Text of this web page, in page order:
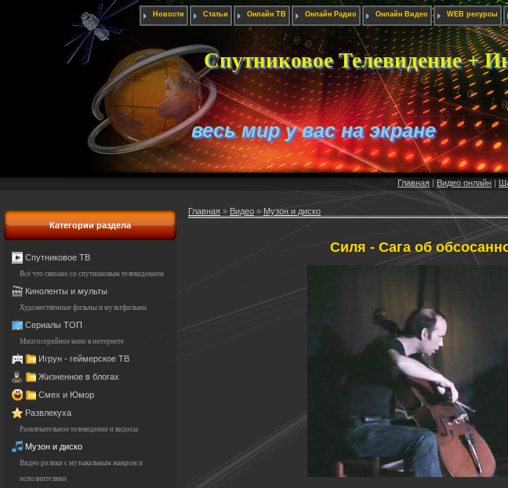
Новости Статьи Онлайн ТВ Онлайн Радио Онлайн Видео WEB ресурсы
Спутниковое Телевидение +
весь мир у вас на экране
Главная |Видео онлайн |
Категории раздела
Спутниковое ТВ
Всё что связано со спутниковым телевидением
Киноленты и мульты
Художественные фильмы и мультфильмы
Сериалы ТОП
Многосерийное кино в интернете
Игрун - геймерское ТВ
Жизненное в блогах
Смех и Юмор
Развлекуха
Развлекательное телевидение и видосы
Музон и диско
Видео ролики с музыкальным жанром и
исполнителями
Главная » Видео » Музон и диско
Силя - Сага об